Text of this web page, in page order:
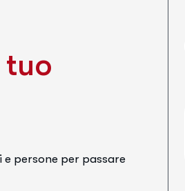
tuo
persone per passare